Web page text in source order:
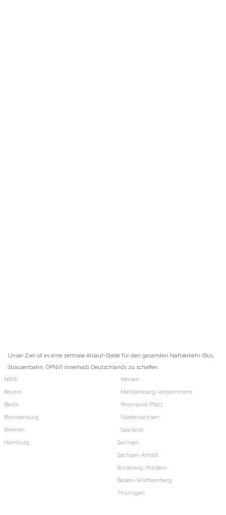
Unser Ziel ist es eine zentrale Anlauf-Stelle für den gesamten NahVerkehr (Bus,
Strassenbahn, ÖPNV) innerhalb Deutschlands zu schaffen.
NRW
Bayern
Berlin
Brandenburg
Bremen
Hamburg
Hessen
Mecklenburg-Vorpommern
Rheinland-Pfalz
Niedersachsen
Saarland
Sachsen
Sachsen-Anhalt
Schleswig-Holstein
Baden-Württemberg
Thüringen